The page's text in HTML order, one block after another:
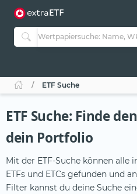
ETF-Guide 2.0
Guide Aktive ETFs
ETF-Sparpläne
ETF Suche
ETF Suche: Finde
dein Portfolio
Mit der ETF-Suche können alle
ETFs und ETCs gefunden und
Filter kannst du deine Suche